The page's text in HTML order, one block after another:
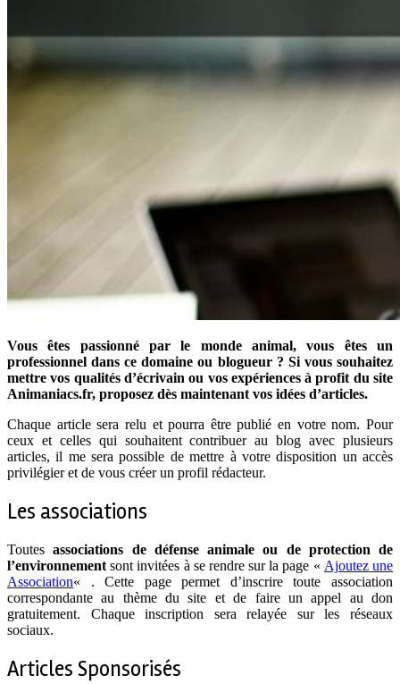
Vous êtes passionné par le monde animal, vous êtes un
professionnel dans ce domaine ou blogueur ? Si vous souhaitez
mettre vos qualités d’écrivain ou vos expériences à profit du site
Animaniacs.fr, proposez dès maintenant vos idées d’articles.
Chaque article sera relu et pourra être publié en votre nom. Pour
ceux et celles qui souhaitent contribuer au blog avec plusieurs
articles, il me sera possible de mettre à votre disposition un accès
privilégier et de vous créer un profil rédacteur.
Les associations
Toutes associations de défense animale ou de protection de
l’environnementsont invitées à se rendre sur la page « Ajoutez une
Association« . Cette page permet d’inscrire toute association
correspondante au thème du site et de faire un appel au don
gratuitement. Chaque inscription sera relayée sur les réseaux
sociaux.
Articles Sponsorisés